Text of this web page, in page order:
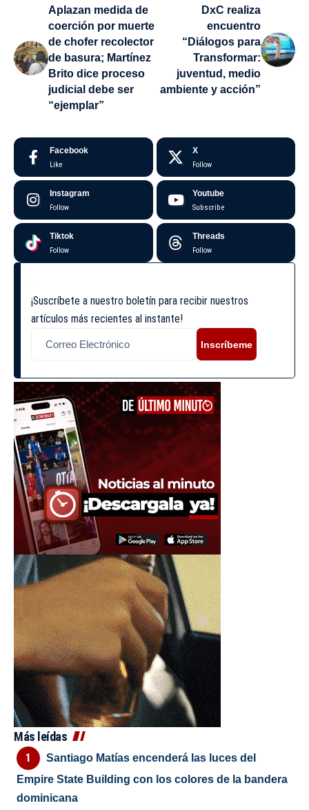
Aplazan medida de
coerción por muerte
de chofer recolector
de basura; Martínez
Brito dice proceso
judicial debe ser
“ejemplar”
DxC realiza
encuentro
“Diálogos para
Transformar:
juventud, medio
ambiente y acción”
Facebook
Like
X
Follow
Instagram
Follow
Youtube
Subscribe
Tiktok
Follow
Threads
Follow
¡Suscríbete a nuestro boletín para recibir nuestros
artículos más recientes al instante!
Inscríbeme
Más leídas
Santiago Matías encenderá las luces del
Empire State Building con los colores de la bandera
dominicana